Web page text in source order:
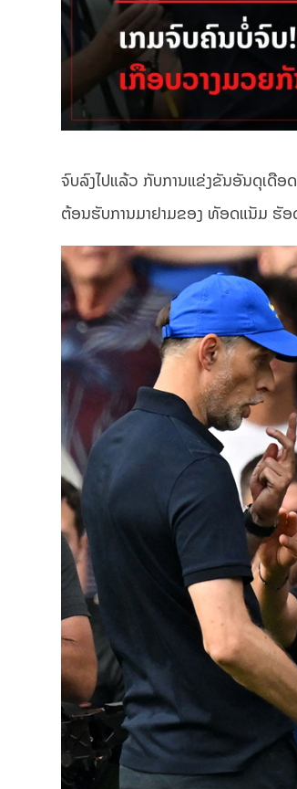
ຈົບລົງໄປແລ້ວ ກັບການແຂ່ງຂັນອັນດຸເດື
ຕ້ອນຮັບການມາຢາມຂອງ ທັອດແນັມ ຮັອ